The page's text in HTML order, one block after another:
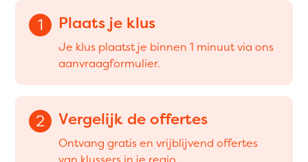
1 Plaats je klus
Je klus plaatst je binnen 1 minuut via ons
aanvraagformulier.
2 Vergelijk de offertes
Ontvang gratis en vrijblijvend offertes